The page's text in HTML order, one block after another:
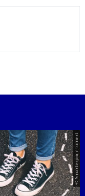
© Smarterpix / tomert